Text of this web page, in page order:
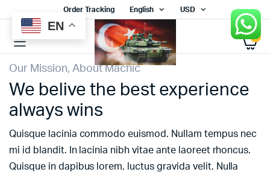
Order Tracking English USD
Our Mission, About Machic
We belive the best experience
always wins
Quisque lacinia commodo euismod. Nullam tempus nec
mi id blandit. In lacinia nibh vitae ante laoreet rhoncus.
Quisque in dapibus lorem, luctus gravida velit. Nulla
EN